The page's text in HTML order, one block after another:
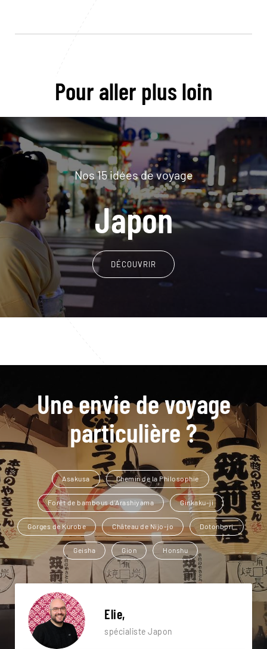
Pour aller plus loin
Nos 15 idées de voyage
Japon
DÉCOUVRIR
Une envie de voyage
particulière ?
Asakusa Chemin de la Philosophie
Forêt de bambous d'Arashiyama Ginkaku-ji
Gorges de Kurobe Château de Nijo-jo Dotonbori
Geisha Gion Honshu
Elie,
spécialiste Japon